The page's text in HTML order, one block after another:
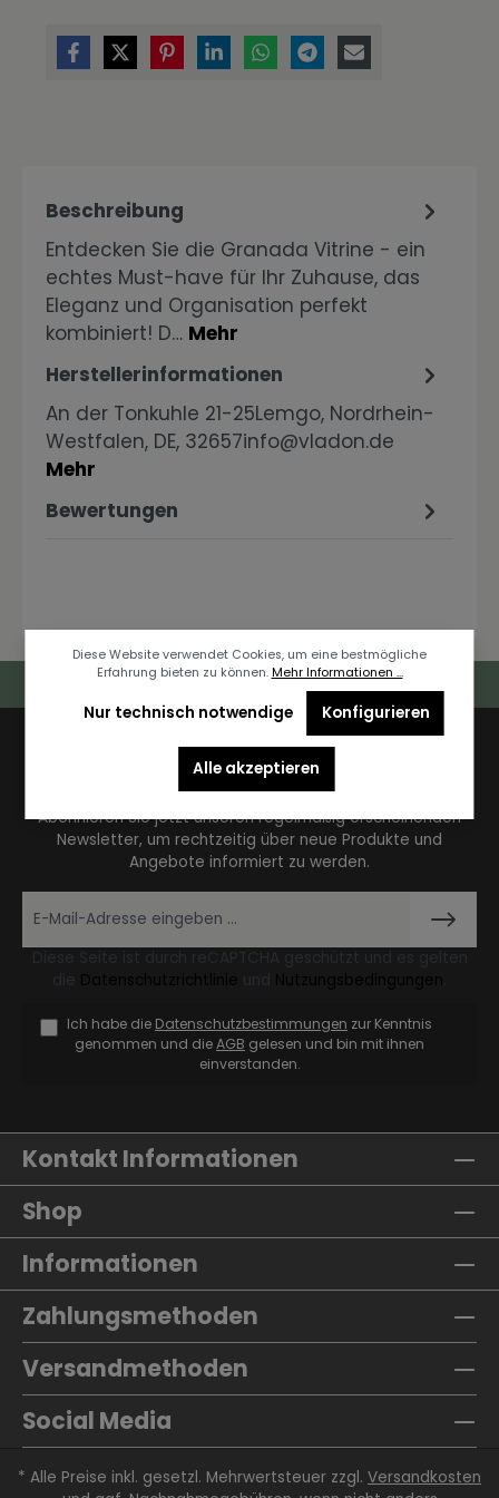
Beschreibung
Entdecken Sie die Granada Vitrine - ein
echtes Must-have für Ihr Zuhause, das
Eleganz und Organisation perfekt
kombiniert! D… Mehr
Herstellerinformationen
An der Tonkuhle 21-25Lemgo, Nordrhein-
Westfalen, DE, 32657info@vladon.de
Mehr
Bewertungen
Deutschlandweiter Kostenloser Versand
Newsletter
Abonnieren Sie jetzt unseren regelmäßig erscheinenden
Newsletter, um rechtzeitig über neue Produkte und
Angebote informiert zu werden.
Ich habe die Datenschutzbestimmungen zur Kenntnis
genommen und dieAGB gelesen und bin mit ihnen
einverstanden.
Kontakt Informationen
Shop
Informationen
Zahlungsmethoden
Versandmethoden
Social Media
* Alle Preise inkl. gesetzl. Mehrwertsteuer zzgl. Versandkosten
Diese Website verwendet Cookies, um eine bestmögliche
Erfahrung bieten zu können. Mehr Informationen ...
Nur technisch notwendige Konfigurieren
Alle akzeptieren